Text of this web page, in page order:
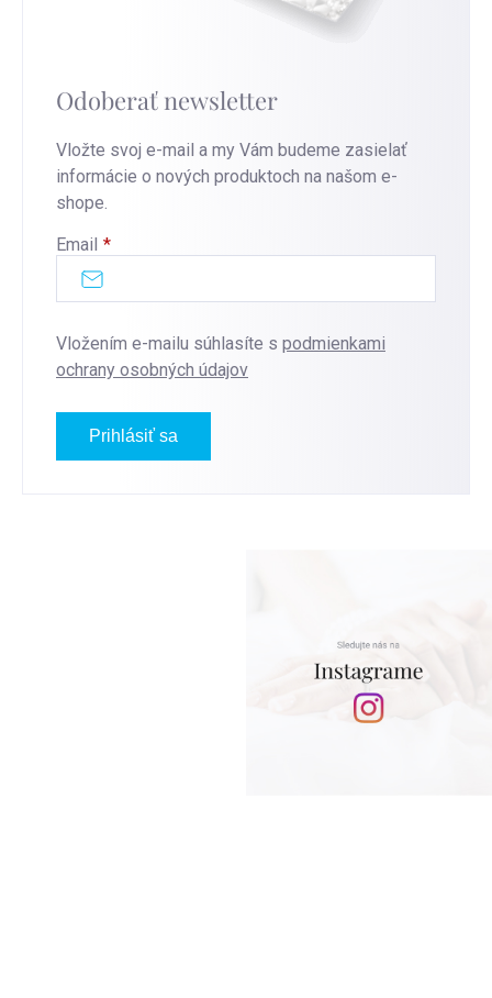
Odoberať newsletter
Vložte svoj e-mail a my Vám budeme zasielať
informácie o nových produktoch na našom e-
shope.
Email
Vložením e-mailu súhlasíte s podmienkami
ochrany osobných údajov
Prihlásiť sa